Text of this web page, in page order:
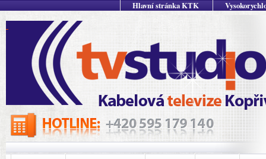
Hlavní stránka KTK